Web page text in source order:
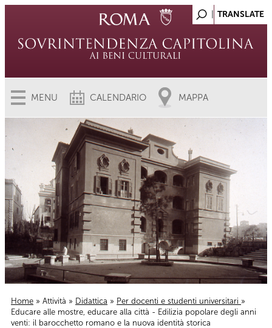
MENU CALENDARIO MAPPA
Tu sei qui
Home » Attività » Didattica » Per docenti e studenti universitari »
Educare alle mostre, educare alla città - Edilizia popolare degli anni
venti: il barocchetto romano e la nuova identità storica